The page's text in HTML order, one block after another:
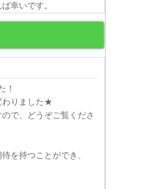
幸いです。
！
わりました★
で、どうぞご覧くださ
を持つことができ、